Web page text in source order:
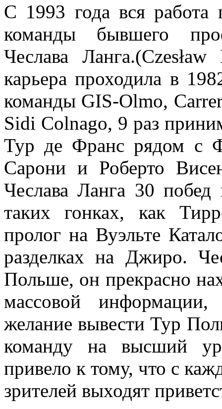
С 1993 года вся работа
команды бывшего
Чеслава
карьера проходила в
команды GIS-Olmo,
Sidi Colnago, 9 раз
Тур де Франс рядом с
Сарони и Роберто
Чеслава Ланга 30
таких гонках, как
пролог на Вуэльте
разделках на Джиро.
Польше, он прекрасно
массовой
желание вывести Тур
команду на высший
привело к тому, что с
зрителей выходят